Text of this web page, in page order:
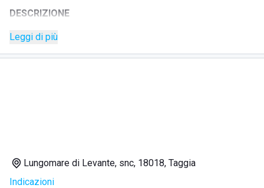
DESCRIZIONE
Bagni Patrizia si trova a Taggia (IM), sul Lungomare di
Levante: una posizione comoda sul litorale per trascorrere
Lungomare di Levante, 18018 Taggia (IM), Taggia.
Leggi di più
Lungomare di Levante, snc, 18018, Taggia
Indicazioni